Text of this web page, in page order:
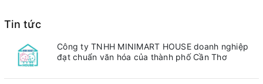
Tin tức
Công ty TNHH MINIMART HOUSE doanh nghiệp
đạt chuẩn văn hóa của thành phố Cần Thơ